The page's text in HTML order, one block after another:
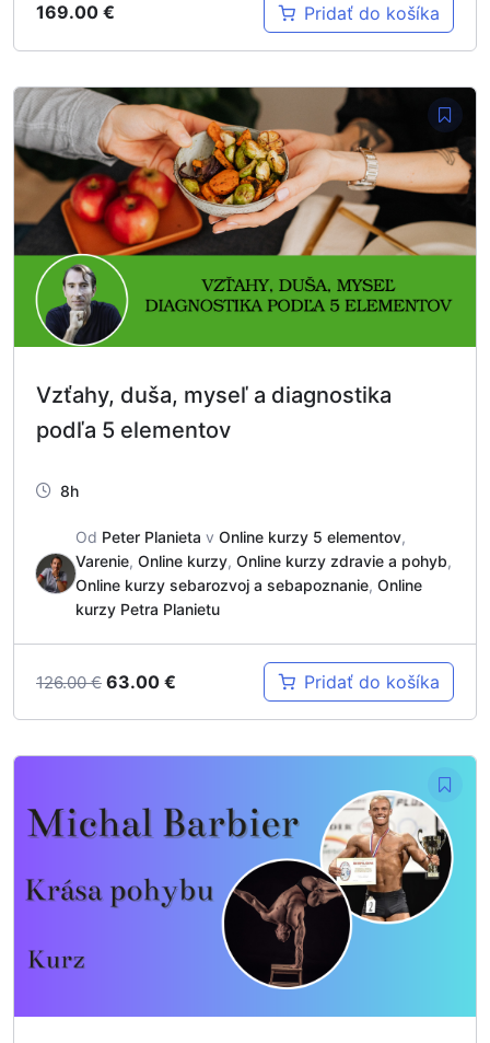
169.00 € Pridať do košíka
Vzťahy, duša, myseľ a diagnostika
podľa 5 elementov
8h
Od Peter Planieta v Online kurzy 5 elementov,
Varenie, Online kurzy, Online kurzy zdravie a pohyb,
Online kurzy sebarozvoj a sebapoznanie, Online
kurzy Petra Planietu
126.00€ 63.00 € Pridať do košíka